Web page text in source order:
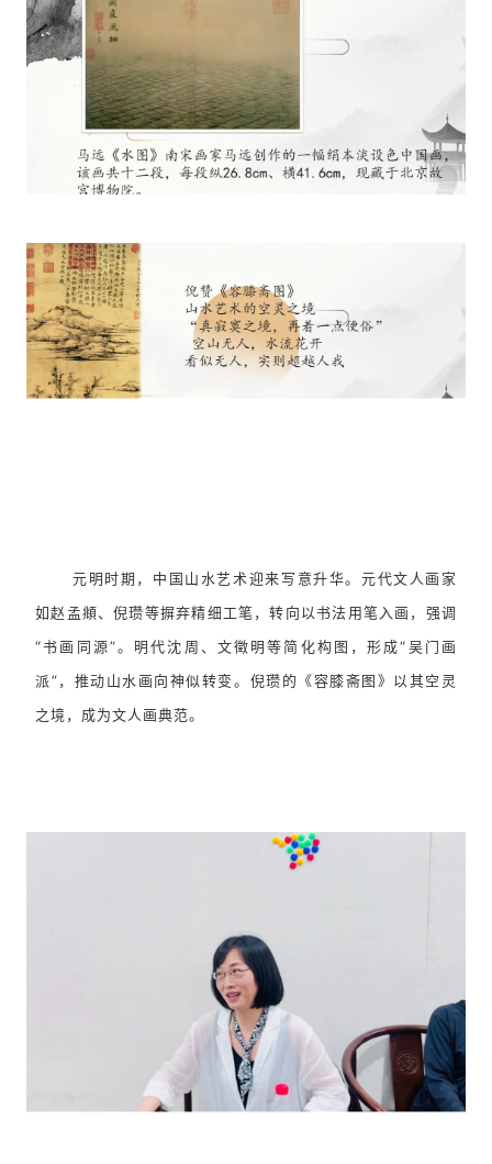
元明时期，中国山水艺术迎来写意升华。元代文人画家
如赵孟頫、倪瓒等摒弃精细工笔，转向以书法用笔入画，强调
“书画同源”。明代沈周、文徵明等简化构图，形成“吴门画
派”，推动山水画向神似转变。倪瓒的《容膝斋图》以其空灵
之境，成为文人画典范。